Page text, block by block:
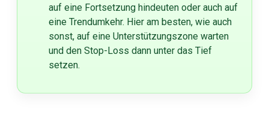
auf eine Fortsetzung hindeuten oder auch auf
eine Trendumkehr. Hier am besten, wie auch
sonst, auf eine Unterstützungszone warten
und den Stop-Loss dann unter das Tief
setzen.